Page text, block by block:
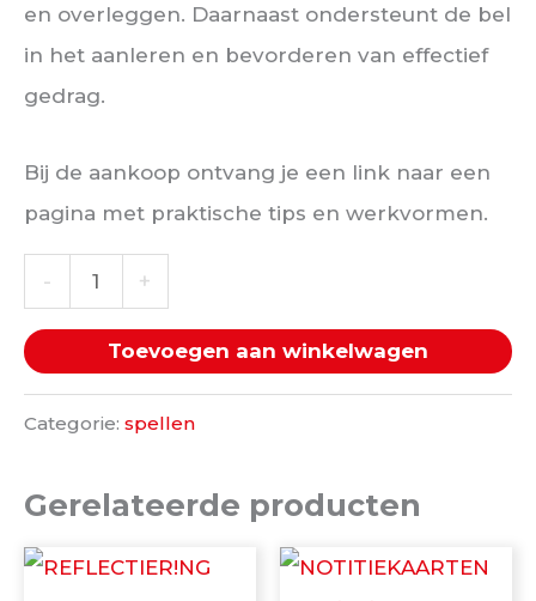
en overleggen. Daarnaast ondersteunt de bel
in het aanleren en bevorderen van effectief
gedrag.
Bij de aankoop ontvang je een link naar een
pagina met praktische tips en werkvormen.
-
REFLECT!EBEL
met
werkvormen
aantal
+
Toevoegen aan winkelwagen
Categorie: spellen
Gerelateerde producten